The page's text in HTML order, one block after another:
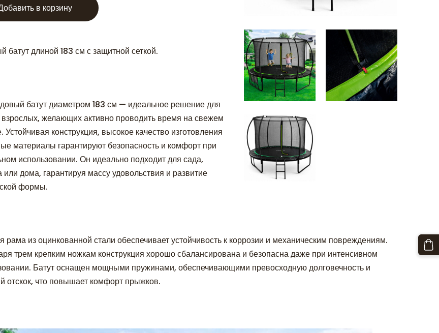
в корзину
батут длиной 183 см с защитной сеткой.
батут диаметром 183 см — идеальное решение для
взрослых, желающих активно проводить время на свежем
Устойчивая конструкция, высокое качество изготовления
материалы гарантируют безопасность и комфорт при
использовании. Он идеально подходит для сада,
или дома, гарантируя массу удовольствия и развитие
формы.
рама из оцинкованной стали обеспечивает устойчивость к коррозии и механическим повреждениям.
трем крепким ножкам конструкция хорошо сбалансирована и безопасна даже при интенсивном
Батут оснащен мощными пружинами, обеспечивающими превосходную долговечность и
отскок, что повышает комфорт прыжков.